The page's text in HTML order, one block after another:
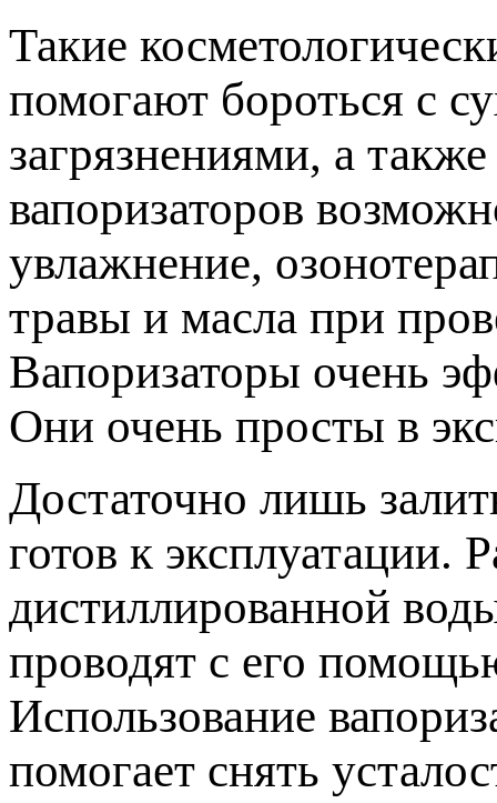
Такие
помогают бороться с
загрязнениями, а
вапоризаторов
увлажнение,
травы и масла при
Вапоризаторы очень
Они очень просты в
Достаточно лишь
готов к эксплуатации.
дистиллированной
проводят с его
Использование
помогает снять